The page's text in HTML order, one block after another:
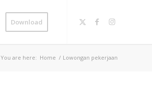
Download
You are here: Home / Lowongan pekerjaan